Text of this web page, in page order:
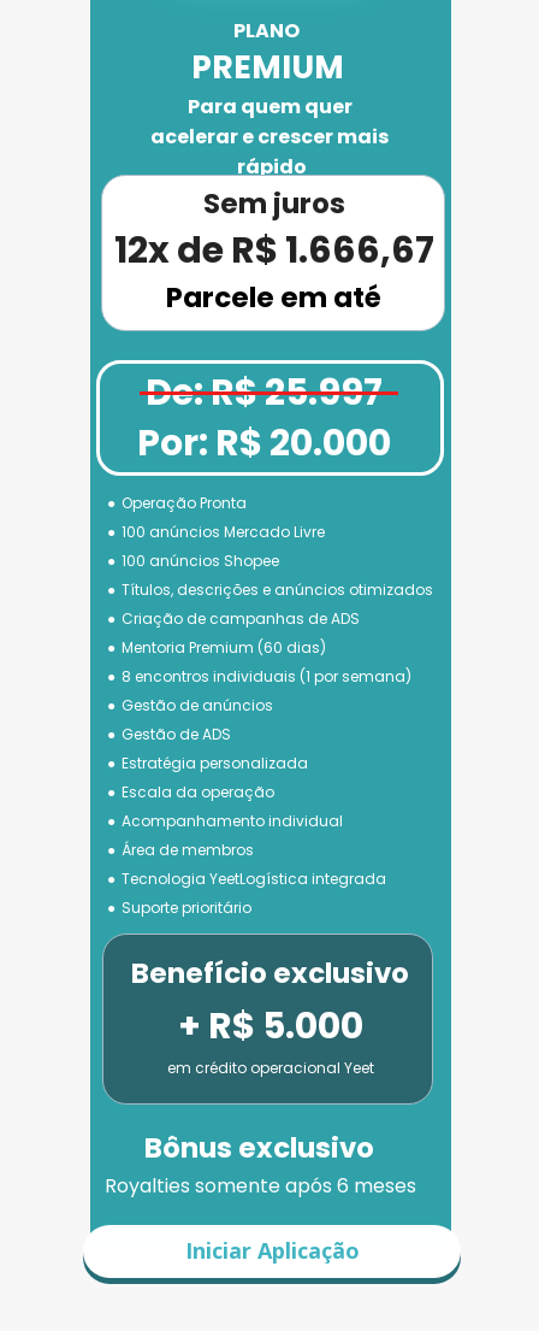
PLANO
PREMIUM
Operação Pronta
100 anúncios Mercado Livre
100 anúncios Shopee
Títulos, descrições e anúncios otimizados
Criação de campanhas de ADS
Mentoria Premium (60 dias)
8 encontros individuais (1 por semana)
Gestão de anúncios
Gestão de ADS
Estratégia personalizada
Escala da operação
Acompanhamento individual
Área de membros
Tecnologia YeetLogística integrada
Suporte prioritário
Iniciar Aplicação
Para quem quer
acelerar e crescer mais
rápido
Parcele em até
12x de R$ 1.666,67
Sem juros
De: R$ 25.997
Por: R$ 20.000
Bônus exclusivo
+ R$ 5.000
em crédito operacional Yeet
Benefício exclusivo
Royalties somente após 6 meses